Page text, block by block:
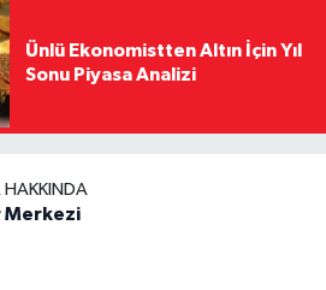
Ünlü Ekonomistten Altın İçin Yıl
Sonu Piyasa Analizi
HAKKINDA
Merkezi